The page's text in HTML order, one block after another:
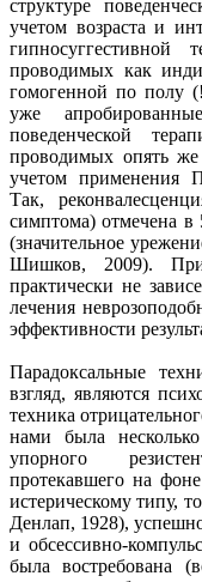
структуре
учетом возраста и
проводимых как
гомогенной по полу
уже
поведенческой
проводимых опять же
учетом применения
Так,
симптома) отмечена в
(значительное
Шишков, 2009).
практически не
лечения
эффективности
Парадоксальные
взгляд, являются
техника
нами была
упорного
протекавшего на
истерическому типу,
Денлап, 1928),
и обсессивно-
была востребована